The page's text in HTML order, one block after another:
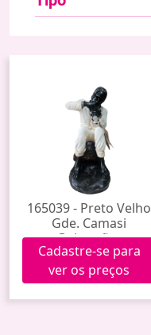
165039 - Preto Velho
Gde. Camasi
Guimarães
Cadastre-se para
ver os preços